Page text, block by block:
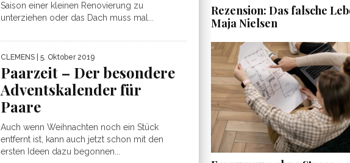
Saison einer kleinen Renovierung zu
unterziehen oder das Dach muss mal...
CLEMENS | 5. Oktober 2019
Paarzeit – Der besondere
Adventskalender für
Paare
Auch wenn Weihnachten noch ein Stück
entfernt ist, kann auch jetzt schon mit den
ersten Ideen dazu begonnen...
Rezension: Das falsche
Maja Nielsen